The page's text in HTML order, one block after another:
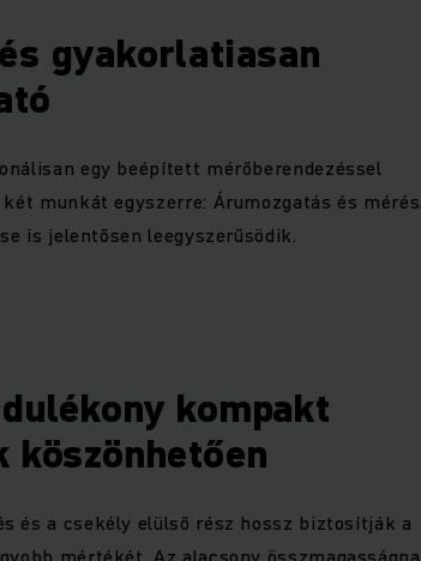
gyakorlatiasan
egy beépített mérőberendezéssel
munkát egyszerre: Árumozgatás és
is jelentősen leegyszerűsödik.
kompakt
köszönhetően
és a csekély elülső rész hossz biztosítják a